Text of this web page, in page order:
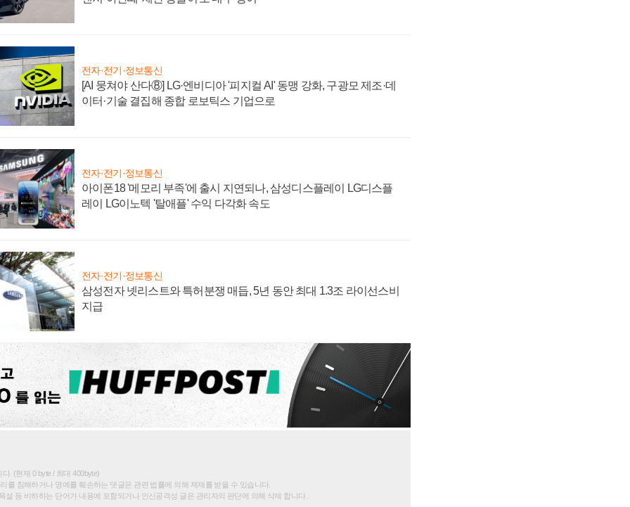
전자·전기·정보통신
[AI 뭉쳐야 산다⑧] LG·엔비디아 '피지컬 AI' 동맹 강화, 구광모 제조·데
이터·기술 결집해 종합 로보틱스 기업으로
전자·전기·정보통신
아이폰18 '메모리 부족'에 출시 지연되나, 삼성디스플레이 LG디스플
레이 LG이노텍 '탈애플' 수익 다각화 속도
전자·전기·정보통신
삼성전자 넷리스트와 특허분쟁 매듭, 5년 동안 최대 1.3조 라이선스비
지급
. (현재 0 byte / 최대 400byte)
를 침해하거나 명예를 훼손하는 댓글은 관련 법률에 의해 제재를 받을 수 있습니다.
설 등 비하하는 단어가 내용에 포함되거나 인신공격성 글은 관리자의 판단에 의해 삭제 합니다.